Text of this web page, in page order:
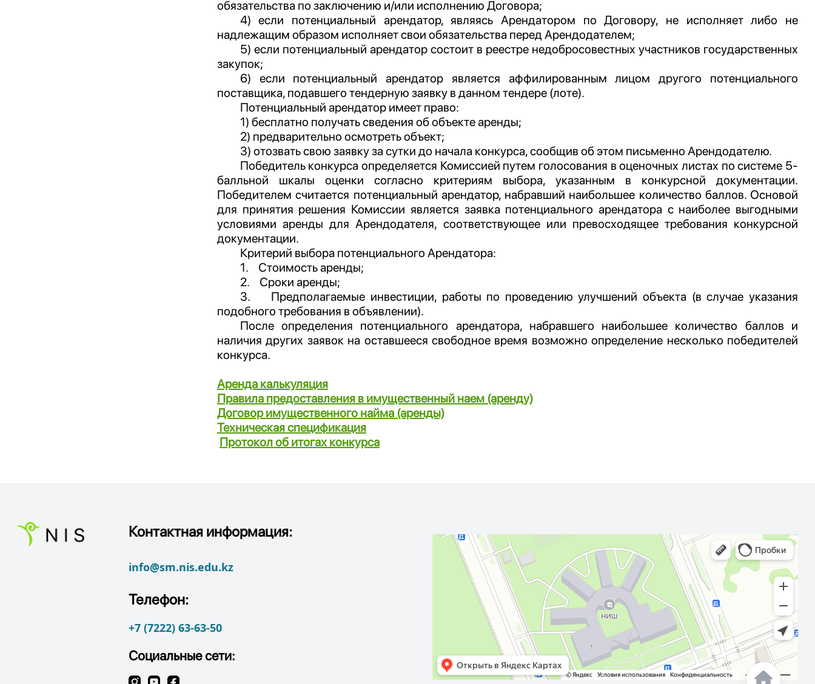
обязательства по заключению и/или исполнению Договора;
4) если потенциальный арендатор, являясь Арендатором по Договору, не исполняет либо не
надлежащим образом исполняет свои обязательства перед Арендодателем;
5) если потенциальный арендатор состоит в реестре недобросовестных участников государственных
закупок;
6) если потенциальный арендатор является аффилированным лицом другого потенциального
поставщика, подавшего тендерную заявку в данном тендере (лоте).
Потенциальный арендатор имеет право:
1) бесплатно получать сведения об объекте аренды;
2) предварительно осмотреть объект;
3) отозвать свою заявку за сутки до начала конкурса, сообщив об этом письменно Арендодателю.
Победитель конкурса определяется Комиссией путем голосования в оценочных листах по системе 5-
балльной шкалы оценки согласно критериям выбора, указанным в конкурсной документации.
Победителем считается потенциальный арендатор, набравший наибольшее количество баллов. Основой
для принятия решения Комиссии является заявка потенциального арендатора с наиболее выгодными
условиями аренды для Арендодателя, соответствующее или превосходящее требования конкурсной
документации.
Критерий выбора потенциального Арендатора:
1.
Стоимость аренды;
2.
Сроки аренды;
3.
Предполагаемые инвестиции, работы по проведению улучшений объекта (в случае указания
подобного требования в объявлении).
После определения потенциального арендатора, набравшего наибольшее количество баллов и
наличия других заявок на оставшееся свободное время возможно определение несколько победителей
конкурса.
Аренда калькуляция
Правила предоставления в имущественный наем (аренду)
Договор имущественного найма (аренды)
Техническая спецификация
Протокол об итогах конкурса
Контактная информация:
info@sm.nis.edu.kz
Телефон:
+7 (7222) 63-63-50
Социальные сети: